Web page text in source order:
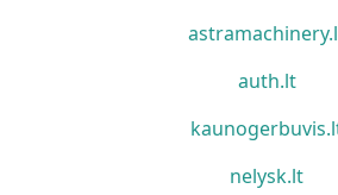
auth.lt
nelysk.lt